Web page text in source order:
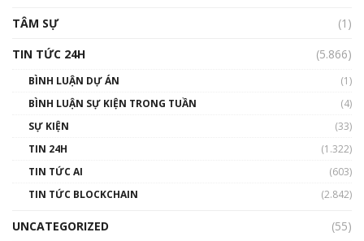
TÂM SỰ
(1)
TIN TỨC 24H
(5.866)
BÌNH LUẬN DỰ ÁN
(1)
BÌNH LUẬN SỰ KIỆN TRONG TUẦN
(4)
SỰ KIỆN
(33)
TIN 24H
(1.322)
TIN TỨC AI
(603)
TIN TỨC BLOCKCHAIN
(2.842)
UNCATEGORIZED
(55)